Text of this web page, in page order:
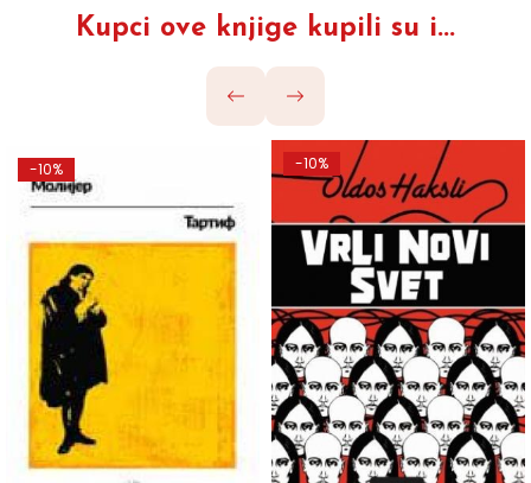
Kupci ove knjige kupili su i...
-10% -10%